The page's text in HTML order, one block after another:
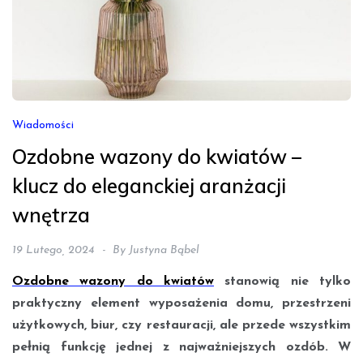
Wiadomości
Ozdobne wazony do kwiatów –
klucz do eleganckiej aranżacji
wnętrza
19 Lutego, 2024 By Justyna Bąbel
Ozdobne wazony do kwiatów stanowią nie tylko
praktyczny element wyposażenia domu, przestrzeni
użytkowych, biur, czy restauracji, ale przede wszystkim
pełnią funkcję jednej z najważniejszych ozdób. W